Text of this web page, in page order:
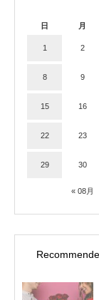
日 月
« 08月
1 2
8 9
15 16
22 23
29 30